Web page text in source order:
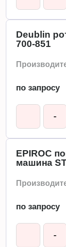
Deublin
700-851
по запросу
-
EPIROC
машина
по запросу
-